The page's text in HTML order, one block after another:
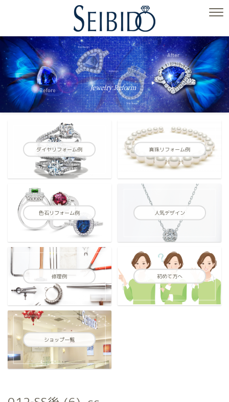
ダイヤリフォーム例 真珠リフォーム例
色石リフォーム例 人気デザイン
修理例 初めて方へ
ショップ一覧